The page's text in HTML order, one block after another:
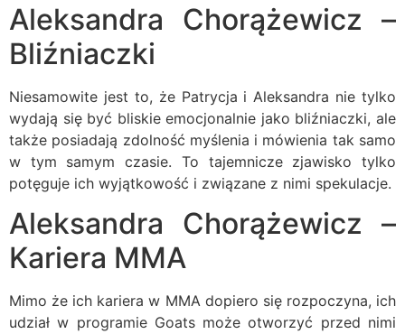
Aleksandra Chorążewicz –
Bliźniaczki
Niesamowite jest to, że Patrycja i Aleksandra nie tylko
wydają się być bliskie emocjonalnie jako bliźniaczki, ale
także posiadają zdolność myślenia i mówienia tak samo
w tym samym czasie. To tajemnicze zjawisko tylko
potęguje ich wyjątkowość i związane z nimi spekulacje.
Aleksandra Chorążewicz –
Kariera MMA
Mimo że ich kariera w MMA dopiero się rozpoczyna, ich
udział w programie Goats może otworzyć przed nimi